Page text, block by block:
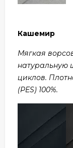
Кашемир
Мягкая
натуральную
циклов.
(PES) 100%.